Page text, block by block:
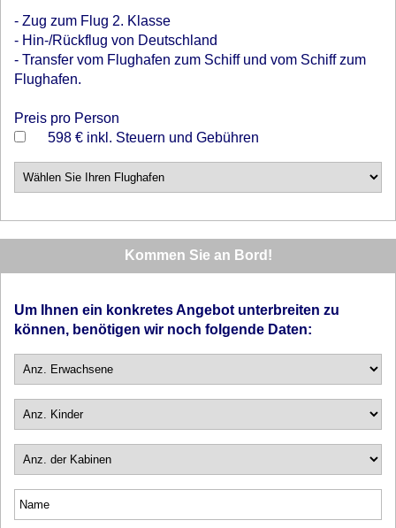
- Zug zum Flug 2. Klasse
- Hin-/Rückflug von Deutschland
- Transfer vom Flughafen zum Schiff und vom Schiff zum
Flughafen.
Preis pro Person
598 € inkl. Steuern und Gebühren
Kommen Sie an Bord!
Um Ihnen ein konkretes Angebot unterbreiten zu
können, benötigen wir noch folgende Daten: